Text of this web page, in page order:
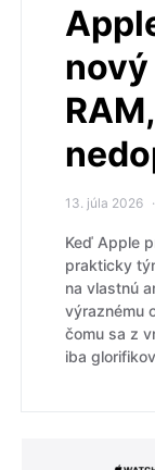
nový
13. júla 2026
Keď Apple
prakticky
na vlastnú
výraznému
čomu sa z
iba